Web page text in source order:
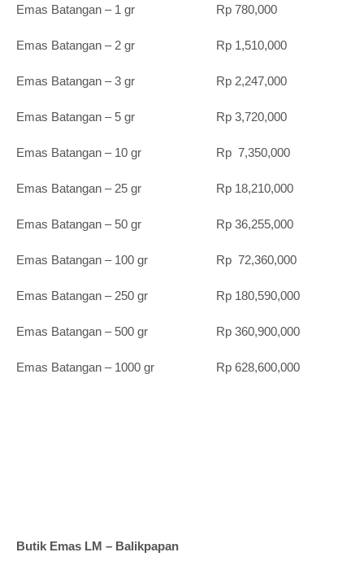
Emas Batangan – 1 gr Rp 780,000
Emas Batangan – 2 gr Rp 1,510,000
Emas Batangan – 3 gr Rp 2,247,000
Emas Batangan – 5 gr Rp 3,720,000
Emas Batangan – 10 gr Rp 7,350,000
Emas Batangan – 25 gr Rp 18,210,000
Emas Batangan – 50 gr Rp 36,255,000
Emas Batangan – 100 gr Rp 72,360,000
Emas Batangan – 250 gr Rp 180,590,000
Emas Batangan – 500 gr Rp 360,900,000
Emas Batangan – 1000 gr Rp 628,600,000
Butik Emas LM – Balikpapan